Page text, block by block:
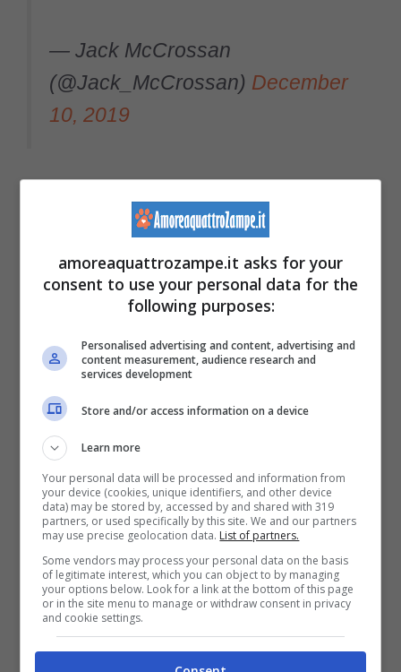
— Jack McCrossan
(@Jack_McCrossan) December
10, 2019
un vero piacere e, tra l’altro, mi piacciono
molto i biscottini” questa la prima frase, scritta
dal vicino, facendo sembrare che fosse
direttamente.
Racconta un po’ di se, li mette al corrente
che ama i biscottini sia al formaggio che alla
carne, che è un incrocio tra unPastore
Tedescoe unLabrador , che ha 2 anni e 4
mesi e che viene daCipro. I suoi genitori
umani Sarah e Chris l’hanno tratta in salvo
da un rifugio.
Avete ragione, sono una bravissima
amoreaquattrozampe.it asks for your
consent to use your personal data for the
following purposes:
Personalised advertising and content, advertising and
content measurement, audience research and
services development
Store and/or access information on a device
Learn more
Your personal data will be processed and information from
your device (cookies, unique identifiers, and other device
data) may be stored by, accessed by and shared with 319
partners, or used specifically by this site. We and our partners
may use precise geolocation data. List of partners.
Some vendors may process your personal data on the basis
of legitimate interest, which you can object to by managing
your options below. Look for a link at the bottom of this page
or in the site menu to manage or withdraw consent in privacy
and cookie settings.